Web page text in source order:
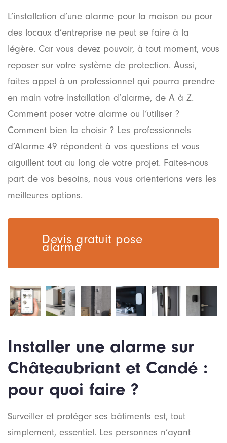
L’installation d’une alarme pour la maison ou pour
des locaux d’entreprise ne peut se faire à la
légère. Car vous devez pouvoir, à tout moment, vous
reposer sur votre système de protection. Aussi,
faites appel à un professionnel qui pourra prendre
en main votre installation d’alarme, de A à Z.
Comment poser votre alarme ou l’utiliser ?
Comment bien la choisir ? Les professionnels
d’Alarme 49 répondent à vos questions et vous
aiguillent tout au long de votre projet. Faites-nous
part de vos besoins, nous vous orienterions vers les
meilleures options.
Devis gratuit pose
alarme
Installer une alarme sur
Châteaubriant et Candé :
pour quoi faire ?
Surveiller et protéger ses bâtiments est, tout
simplement, essentiel. Les personnes n’ayant